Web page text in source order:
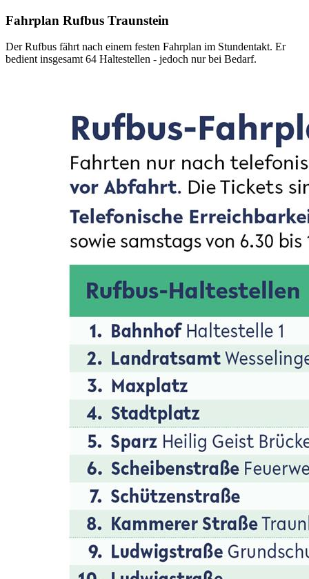
Fahrplan Rufbus Traunstein
Der Rufbus fährt nach einem festen Fahrplan im Stundentakt. Er
bedient insgesamt 64 Haltestellen - jedoch nur bei Bedarf.